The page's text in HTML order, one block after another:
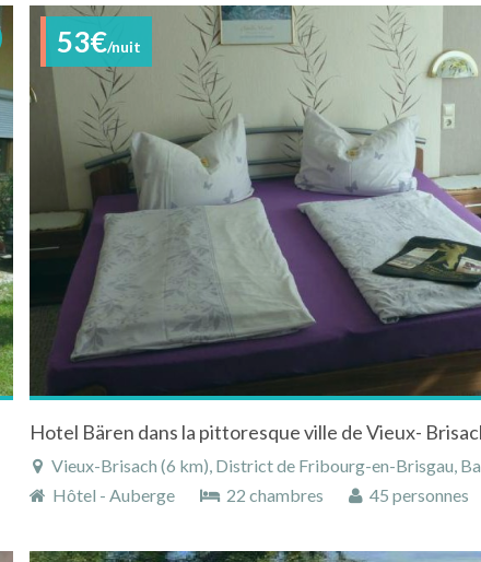
53€/nuit
Hotel Bären dans la pittoresque ville de Vieux-
Vieux-Brisach (6 km), District de Fribourg-en-Brisgau, Bade-
Hôtel - Auberge
22 chambres 45 personnes